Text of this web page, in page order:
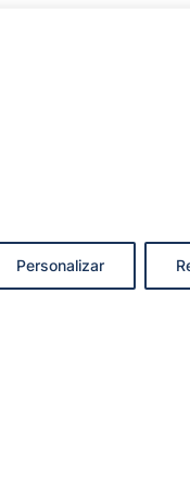
Personalizar